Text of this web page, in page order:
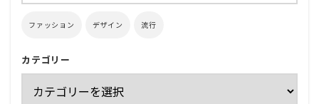
ファッション デザイン 流行
カテゴリー